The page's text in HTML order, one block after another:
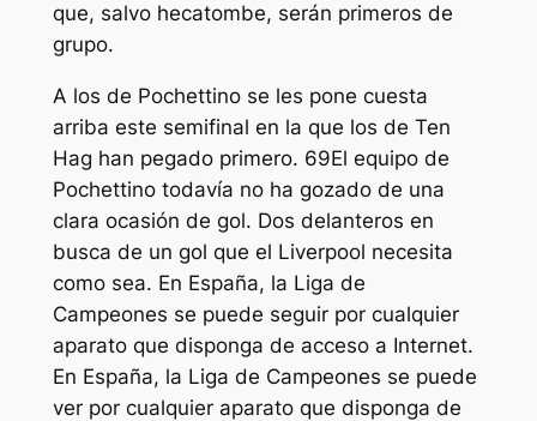
que, salvo hecatombe, serán primeros de
grupo.
A los de Pochettino se les pone cuesta
arriba este semifinal en la que los de Ten
Hag han pegado primero. 69El equipo de
Pochettino todavía no ha gozado de una
clara ocasión de gol. Dos delanteros en
busca de un gol que el Liverpool necesita
como sea. En España, la Liga de
Campeones se puede seguir por cualquier
aparato que disponga de acceso a Internet.
En España, la Liga de Campeones se puede
ver por cualquier aparato que disponga de